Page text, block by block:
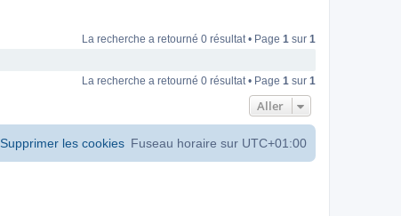
La recherche a retourné 0 résultat • Page 1 sur 1
La recherche a retourné 0 résultat • Page 1 sur 1
Aller
Fuseau horaire sur UTC+01:00
Supprimer les cookies